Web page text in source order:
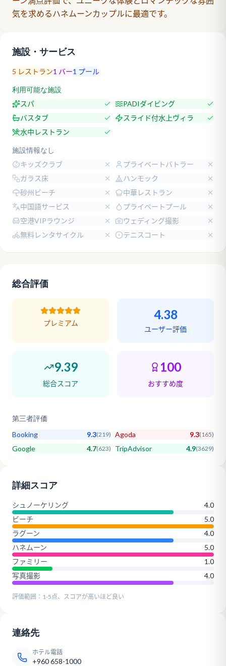
気を求めるハネムーンカップルに最適です。
施設・サービス
5 レストラン1 バー1 プール
利用可能な施設
スパ
PADIダイビング
バスタブ
スライド付水上ヴィラ
水中レストラン
施設情報なし
キッズクラブ
プライベートバトラー
ガラス床
ハンモック
砂州ビーチ
中華レストラン
中国語サービス
プライベートプール
空港VIPラウンジ
ウェディング撮影
無料レンタサイクル
テニスコート
総合評価
プレミアム
4.38
ユーザー評価
9.39
総合スコア
100
おすすめ度
第三者評価
Booking 9.3(219) Agoda 9.3(165)
Google 4.7(623) TripAdvisor 4.9(3629)
詳細スコア
シュノーケリング
4.0
ビーチ
5.0
ラグーン
4.0
ハネムーン
5.0
ファミリー
1.0
写真撮影
4.0
評価範囲：1-5点、スコアが高いほど良い
連絡先
ホテル電話
+960 658-1000